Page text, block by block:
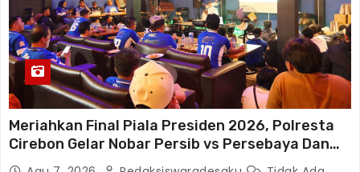
Meriahkan Final Piala Presiden 2026, Polresta
Cirebon Gelar Nobar Persib vs Persebaya Dan
Bagi-Bagi Motor Listrik